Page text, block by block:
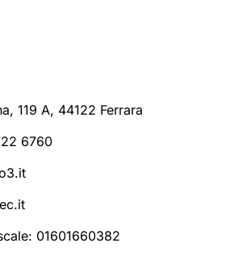
119 A, 44122 Ferrara
6760
01601660382